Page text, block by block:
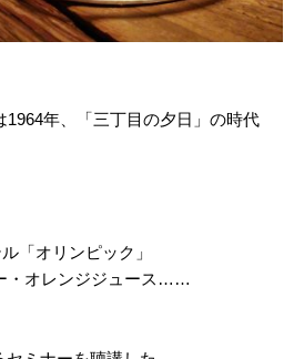
年、「三丁目の夕日」の時代
「オリンピック」
・オレンジジュース……